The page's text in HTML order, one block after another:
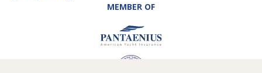
MEMBER OF